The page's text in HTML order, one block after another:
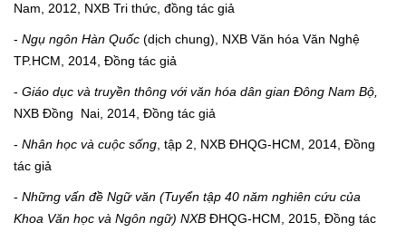
Nam, 2012, NXB Tri thức, đồng tác giả
- Ngụ ngôn Hàn Quốc (dịch chung), NXB Văn hóa Văn Nghệ
TP.HCM, 2014, Đồng tác giả
- Giáo dục và truyền thông với văn hóa dân gian Đông Nam Bộ,
NXB Đồng Nai, 2014, Đồng tác giả
- Nhân học và cuộc sống, tập 2, NXB ĐHQG-HCM, 2014, Đồng
tác giả
- Những vấn đề Ngữ văn (Tuyển tập 40 năm nghiên cứu của
Khoa Văn học và Ngôn ngữ) NXB ĐHQG-HCM, 2015, Đồng tác